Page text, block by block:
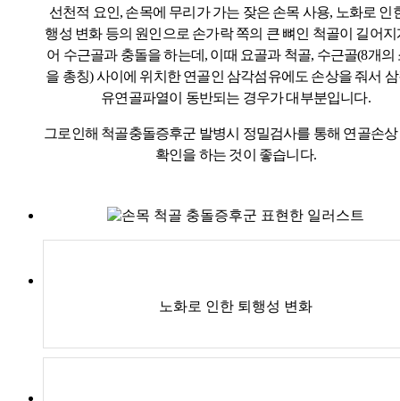
선천적 요인, 손목에 무리가 가는 잦은 손목 사용, 노화로 인
행성 변화 등의 원인으로 손가락 쪽의 큰 뼈인 척골이 길어지
어 수근골과 충돌을 하는데, 이때 요골과 척골, 수근골(8개의
을 총칭) 사이에 위치한 연골인 삼각섬유에도 손상을 줘서
유연골파열이 동반되는 경우가 대부분입니다.
그로인해 척골충돌증후군 발병시 정밀검사를 통해 연골손
확인을 하는 것이 좋습니다.
노화로 인한 퇴행성 변화